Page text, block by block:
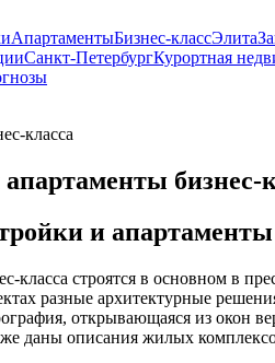
АпартаментыБизнес-классЭлита
Санкт-ПетербургКурортная
класса
бизнес-
и апартаменты
класса строятся в основном в
разные архитектурные
открывающаяся из окон
даны описания жилых